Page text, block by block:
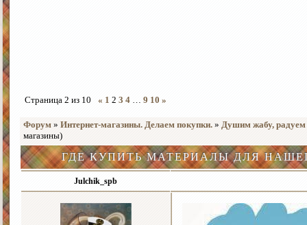
Страница 2 из 10 « 1 2 3 4 … 9 10 »
Форум » Интернет-магазины. Делаем покупки. » Душим жабу, радуем
магазины)
ГДЕ КУПИТЬ МАТЕРИАЛЫ ДЛЯ
Julchik_spb